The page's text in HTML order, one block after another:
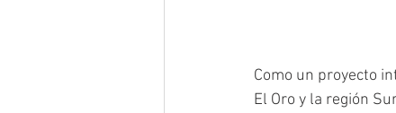
Como un proyecto
El Oro y la región